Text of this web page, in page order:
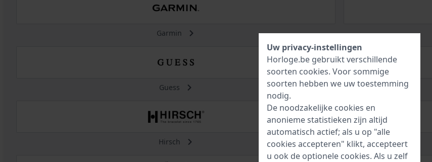
Garmin
Guess
Hirsch
Uw privacy-instellingen
Horloge.be gebruikt verschillende
soorten cookies. Voor sommige
soorten hebben we uw toestemming
nodig.
De noodzakelijke cookies en
anonieme statistieken zijn altijd
automatisch actief; als u op "alle
cookies accepteren" klikt, accepteert
u ook de optionele cookies. Als u zelf